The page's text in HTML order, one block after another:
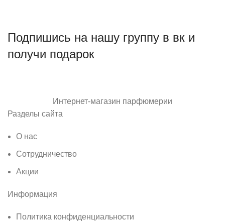
Подпишись на нашу группу в вк и
получи подарок
Интернет-магазин парфюмерии
Разделы сайта
О нас
Сотрудничество
Акции
Информация
Политика конфиденциальности